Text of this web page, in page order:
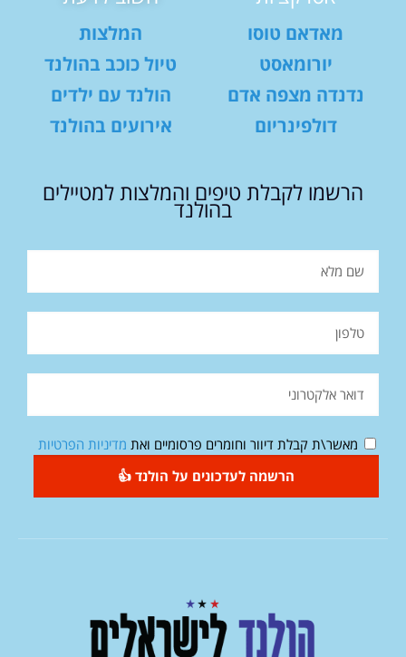
מאדאם טוסו
יורומאסט
נדנדה מצפה אדם
דולפינריום
המלצות
טיול כוכב בהולנד
הולנד עם ילדים
אירועים בהולנד
הרשמו לקבלת טיפים והמלצות למטיילים
בהולנד
מאשר\ת קבלת דיוור וחומרים פרסומיים ואת מדיניות הפרטיות
הרשמה לעדכונים על הולנד 👍